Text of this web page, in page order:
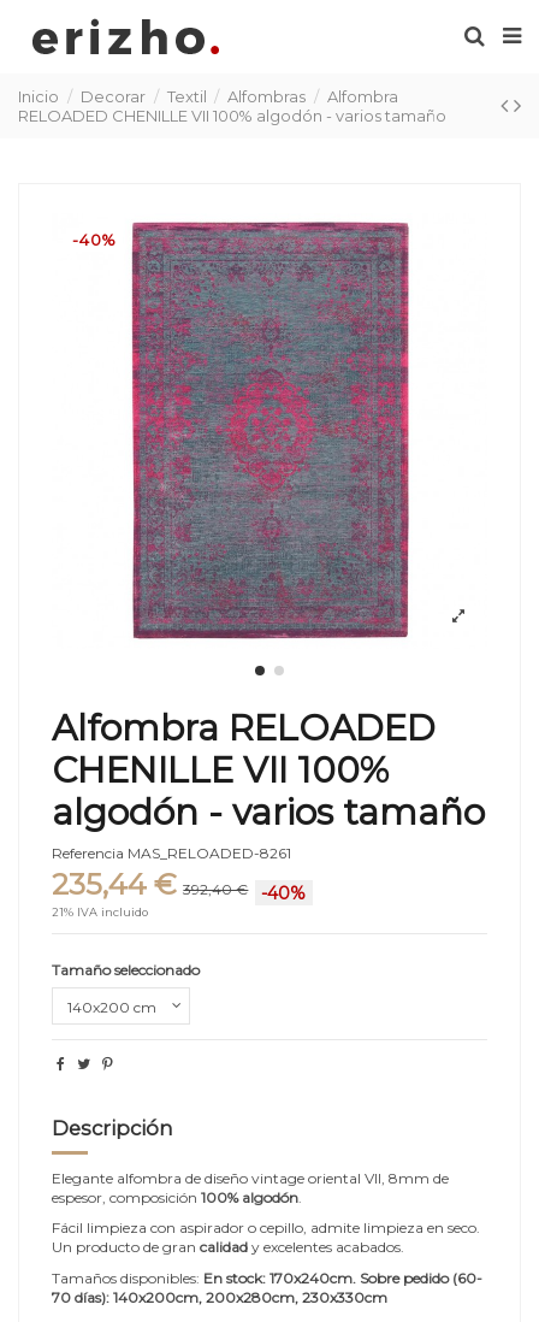
Inicio Decorar Textil Alfombras
Alfombra
RELOADED CHENILLE VII 100% algodón - varios tamaño
-40%
Alfombra RELOADED
CHENILLE VII 100%
algodón - varios tamaño
Referencia MAS_RELOADED-8261
235,44 € 392,40 € -40%
21% IVA incluido
Tamaño seleccionado
Descripción
Elegante alfombra de diseño vintage oriental VII, 8mm de
espesor, composición 100% algodón
Fácil limpieza con aspirador o cepillo, admite limpieza en seco.
Un producto de gran calidad y excelentes acabados.
Tamaños disponibles: En stock: 170x240cm. Sobre pedido (60-
70 días): 140x200cm, 200x280cm, 230x330cm